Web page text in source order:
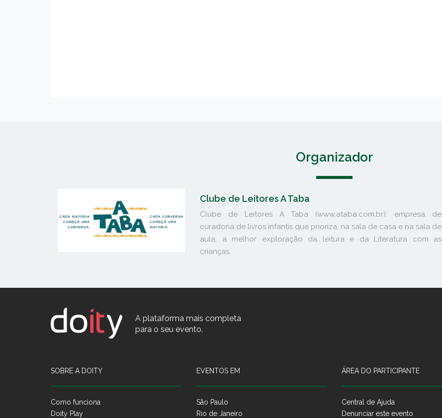
Organizador
Clube de Leitores A Taba
Clube de Leitores A Taba (www.ataba.com.br): empresa de
curadoria de livros infantis que prioriza, na sala de casa e na sala de
aula, a melhor exploração da leitura e da Literatura com as
crianças.
A plataforma mais completa
para o seu evento.
SOBRE A DOITY
Como funciona
Doity Play
EVENTOS EM
São Paulo
Rio de Janeiro
ÁREA DO PARTICIPANTE
Central de Ajuda
Denunciar este evento